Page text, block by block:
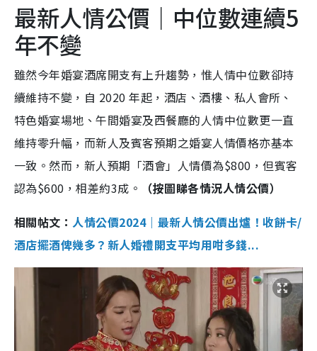
最新人情公價｜中位數連續5
年不變
雖然今年婚宴酒席開支有上升趨勢，惟人情中位數卻持
續維持不變，自 2020 年起，酒店、酒樓、私人會所、
特色婚宴場地、午間婚宴及西餐廳的人情中位數更一直
維持零升幅，而新人及賓客預期之婚宴人情價格亦基本
一致。然而，新人預期「酒會」人情價為$800，但賓客
認為$600，相差約3成。
（按圖睇各情況人情公價）
相關帖文：人情公價2024｜最新人情公價出爐！收餅卡/
酒店擺酒俾幾多？新人婚禮開支平均用咁多錢...